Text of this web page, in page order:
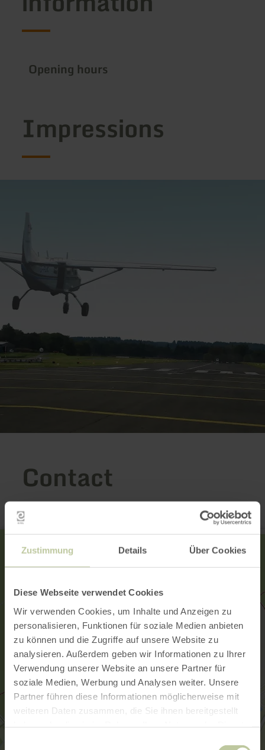
Zustimmung Details Über Cookies
Diese Webseite verwendet Cookies
Wir verwenden Cookies, um Inhalte und Anzeigen zu
personalisieren, Funktionen für soziale Medien anbieten
zu können und die Zugriffe auf unsere Website zu
analysieren. Außerdem geben wir Informationen zu Ihrer
Verwendung unserer Website an unsere Partner für
soziale Medien, Werbung und Analysen weiter. Unsere
Partner führen diese Informationen möglicherweise mit
weiteren Daten zusammen, die Sie ihnen bereitgestellt
Opening hours
Impressions
Contact